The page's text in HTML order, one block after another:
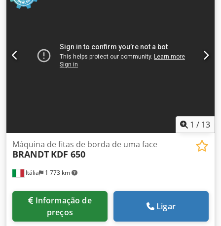
Peso: aprox. 3000 kg Local do estoque: fornecedor Cedsy
1 / 13
Itália 1 773 km
Máquina de fitas de borda de uma face
BRANDT KDF 650
preços
Ligar